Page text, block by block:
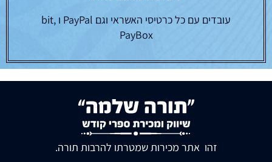
עובדים עם כל כרטיסי האשראי וגם PayPal ו bit,
PayBox
זהו אתר מכירות שמטרתו להרבות תורה.